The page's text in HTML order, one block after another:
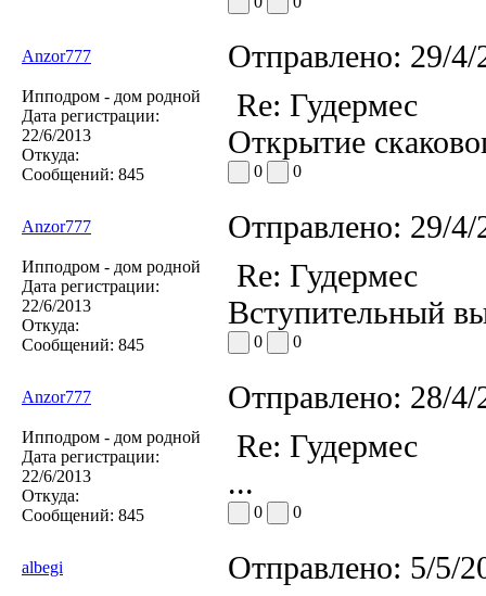
Anzor777 Отправлено: 29/
Ипподром - дом родной
Дата регистрации:
22/6/2013
Откуда:
Сообщений: 845
Re: Гудермес
Открытие
0 0
Anzor777 Отправлено: 29/
Ипподром - дом родной
Дата регистрации:
22/6/2013
Откуда:
Сообщений: 845
Re: Гудермес
Вступительный
0 0
Anzor777 Отправлено: 28/
Ипподром - дом родной
Дата регистрации:
22/6/2013
Откуда:
Сообщений: 845
Re: Гудермес
...
0 0
albegi Отправлено: 5/5/